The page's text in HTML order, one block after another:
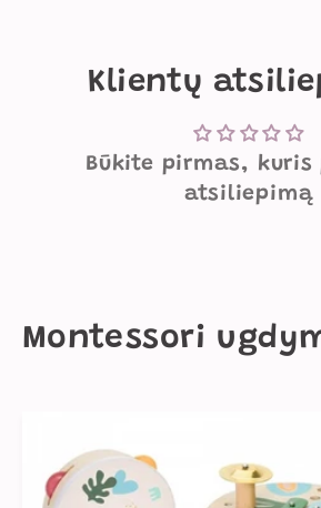
Klientų
Būkite pirmas, kuris
atsiliepimą
Montessori